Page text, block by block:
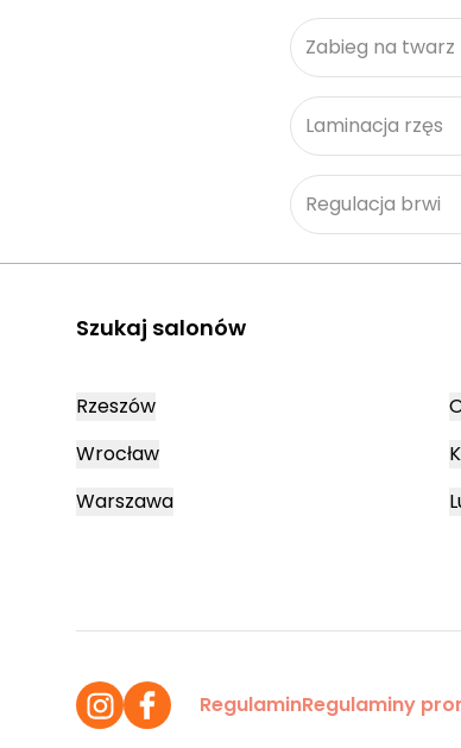
Zabieg na twarz
Laminacja rzęs
Regulacja brwi
Szukaj salonów
Rzeszów
Wrocław
Warszawa
RegulaminRegulaminy